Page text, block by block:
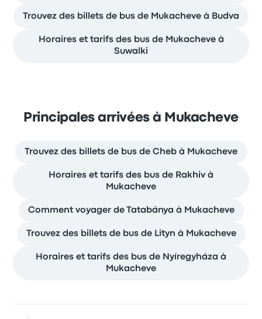
Trouvez des billets de bus de Mukacheve à Budva
Horaires et tarifs des bus de Mukacheve à
Suwalki
Principales arrivées à Mukacheve
Trouvez des billets de bus de Cheb à Mukacheve
Horaires et tarifs des bus de Rakhiv à
Mukacheve
Comment voyager de Tatabánya à Mukacheve
Trouvez des billets de bus de Lityn à Mukacheve
Horaires et tarifs des bus de Nyíregyháza à
Mukacheve